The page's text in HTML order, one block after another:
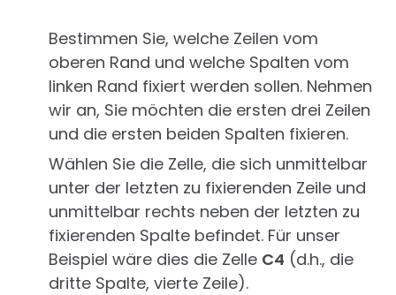
Bestimmen Sie, welche Zeilen vom
oberen Rand und welche Spalten vom
linken Rand fixiert werden sollen. Nehmen
wir an, Sie möchten die ersten drei Zeilen
und die ersten beiden Spalten fixieren.
Wählen Sie die Zelle, die sich unmittelbar
unter der letzten zu fixierenden Zeile und
unmittelbar rechts neben der letzten zu
fixierenden Spalte befindet. Für unser
Beispiel wäre dies die Zelle C4 (d.h., die
dritte Spalte, vierte Zeile).